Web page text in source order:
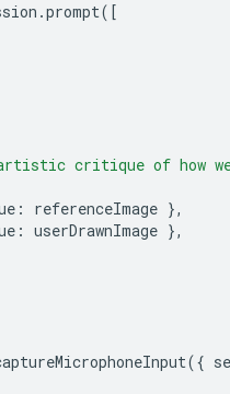
.prompt([
critique of how
: referenceImage },
: userDrawnImage },
({